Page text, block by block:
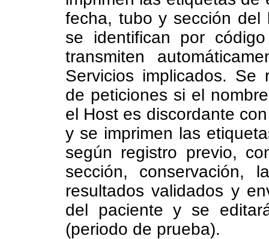
fecha, tubo y sección del
se identifican por
transmiten
Servicios implicados. Se
de peticiones si el
el Host es discordante
y se imprimen las
según registro previo,
sección, conservación,
resultados validados y
del paciente y se
(periodo de prueba).